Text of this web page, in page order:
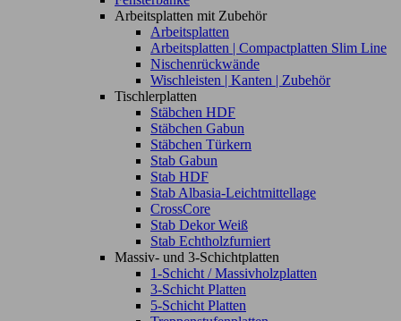
Arbeitsplatten mit Zubehör
Arbeitsplatten
Arbeitsplatten | Compactplatten Slim Line
Nischenrückwände
Wischleisten | Kanten | Zubehör
Tischlerplatten
Stäbchen HDF
Stäbchen Gabun
Stäbchen Türkern
Stab Gabun
Stab HDF
Stab Albasia-Leichtmittellage
CrossCore
Stab Dekor Weiß
Stab Echtholzfurniert
Massiv- und 3-Schichtplatten
1-Schicht / Massivholzplatten
3-Schicht Platten
5-Schicht Platten